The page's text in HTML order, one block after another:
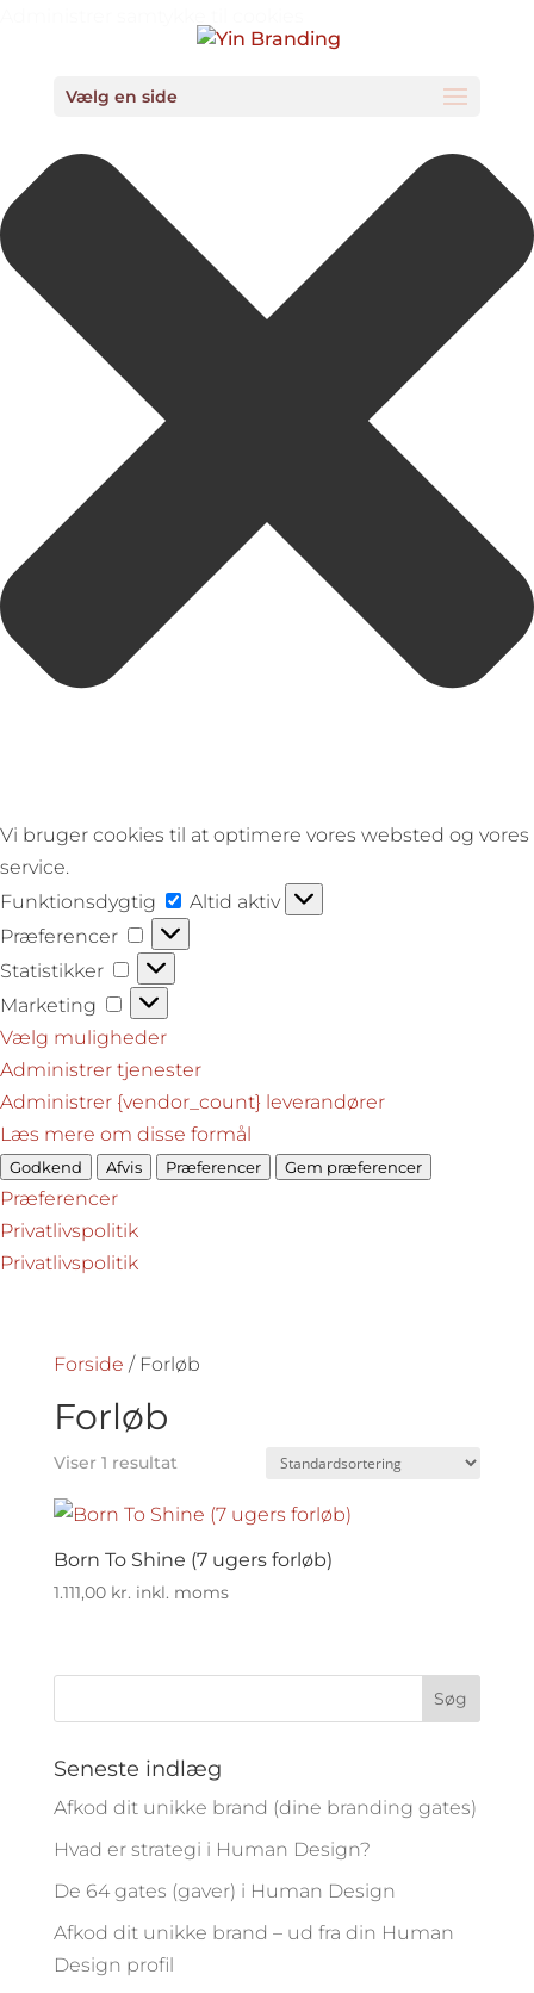
Vi bruger cookies til at optimere vores websted og vores
service.
Funktionsdygtig
Funktionsdygtig
Altid aktiv
Præferencer
Præferencer
Statistikker
Statistikker
Marketing
Marketing
Vælg muligheder
Administrer tjenester
Administrer {vendor_count} leverandører
Læs mere om disse formål
Godkend Afvis Præferencer Gem præferencer
Præferencer
Privatlivspolitik
Privatlivspolitik
Vælg en side
Forside / Forløb
Forløb
Viser 1 resultat
Born To Shine (7 ugers forløb)
1.111,00 kr. inkl. moms
Seneste indlæg
Afkod dit unikke brand (dine branding gates)
Hvad er strategi i Human Design?
De 64 gates (gaver) i Human Design
Afkod dit unikke brand – ud fra din Human
Design profil